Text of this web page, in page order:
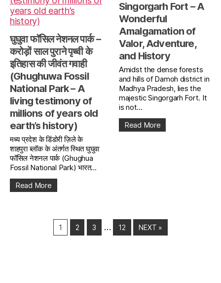
घुघुवा फॉसिल नेशनल पार्क –
करोड़ों साल पुराने पृथ्वी के
इतिहास की जीवंत गवाही
(Ghughuwa Fossil
National Park – A
living testimony of
millions of years old
earth’s history)
मध्य प्रदेश के डिंडोरी ज़िले के
शाहपुरा ब्लॉक के अंतर्गत स्थित घुघुवा
फॉसिल नेशनल पार्क (Ghughua
Fossil National Park) भारत...
Read More
Singorgarh Fort – A
Wonderful
Amalgamation of
Valor, Adventure,
and History
Amidst the dense forests
and hills of Damoh district in
Madhya Pradesh, lies the
majestic Singorgarh Fort. It
is not...
Read More
1 2 3 … 12 NEXT »